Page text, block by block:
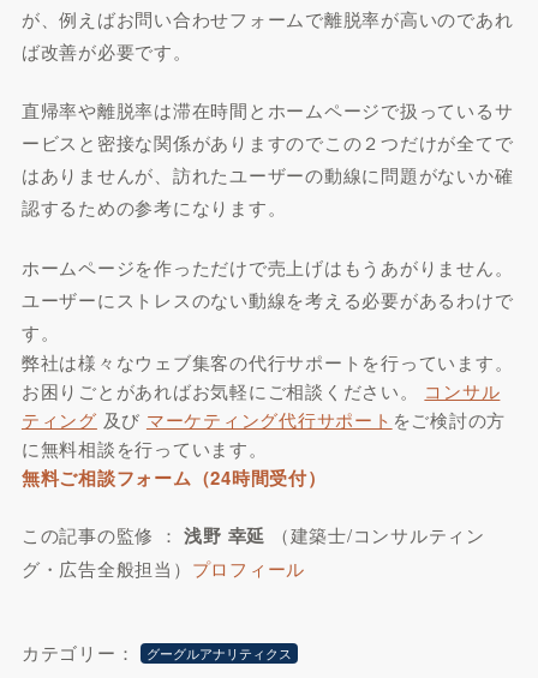
が、例えばお問い合わせフォームで離脱率が高いのであれ
ば改善が必要です。
直帰率や離脱率は滞在時間とホームページで扱っているサ
ービスと密接な関係がありますのでこの２つだけが全てで
はありませんが、訪れたユーザーの動線に問題がないか確
認するための参考になります。
ホームページを作っただけで売上げはもうあがりません。
ユーザーにストレスのない動線を考える必要があるわけで
す。
弊社は様々なウェブ集客の代行サポートを行っています。
お困りごとがあればお気軽にご相談ください。
コンサル
ティング 及び マーケティング代行サポート をご検討の方
に無料相談を行っています。
無料ご相談フォーム（24時間受付）
この記事の監修 ：浅野 幸延 （建築士/コンサルティン
グ・広告全般担当） プロフィール
カテゴリー： グーグルアナリティクス